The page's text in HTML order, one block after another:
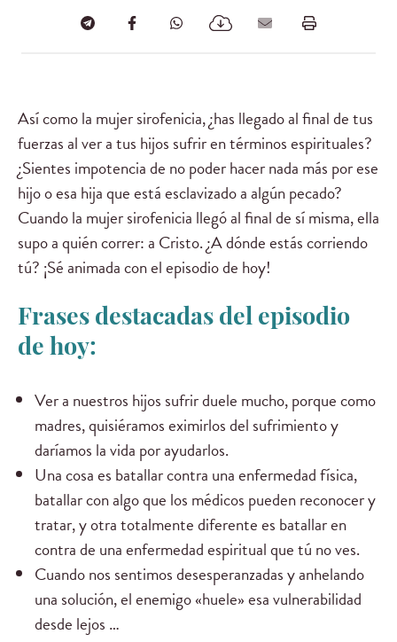
Así como la mujer sirofenicia, ¿has llegado al final de tus
fuerzas al ver a tus hijos sufrir en términos espirituales?
¿Sientes impotencia de no poder hacer nada más por ese
hijo o esa hija que está esclavizado a algún pecado?
Cuando la mujer sirofenicia llegó al final de sí misma, ella
supo a quién correr: a Cristo. ¿A dónde estás corriendo
tú? ¡Sé animada con el episodio de hoy!
Frases destacadas del episodio
de hoy:
Ver a nuestros hijos sufrir duele mucho, porque como
madres, quisiéramos eximirlos del sufrimiento y
daríamos la vida por ayudarlos.
Una cosa es batallar contra una enfermedad física,
batallar con algo que los médicos pueden reconocer y
tratar, y otra totalmente diferente es batallar en
contra de una enfermedad espiritual que tú no ves.
Cuando nos sentimos desesperanzadas y anhelando
una solución, el enemigo «huele» esa vulnerabilidad
desde lejos …